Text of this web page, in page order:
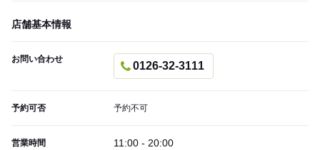
店舗基本情報
お問い合わせ
0126-32-3111
予約可否 予約不可
営業時間 11:00 - 20:00